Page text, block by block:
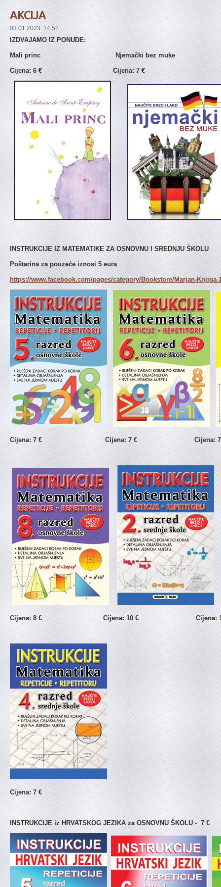
AKCIJA
03.01.2023. 14:52
IZDVAJAMO IZ PONUDE:
Mali princ Njemački bez muke
Cijena:6 €Cijena: 7€
INSTRUKCIJE IZ MATEMATIKE ZA OSNOVNU I SREDNJU ŠKOLU
Poštarina za pouzeće iznosi 5 eura
https://www.facebook.com/pages/category/Bookstore/Marjan-Knjiga-
Cijena: 7 € Cijena: 7 € Cijena: 7
Cijena: 8 € Cijena:10 €Cijena:
Cijena:7 €
INSTRUKCIJE iz HRVATSKOG JEZIKA za OSNOVNU ŠKOLU - 7 €